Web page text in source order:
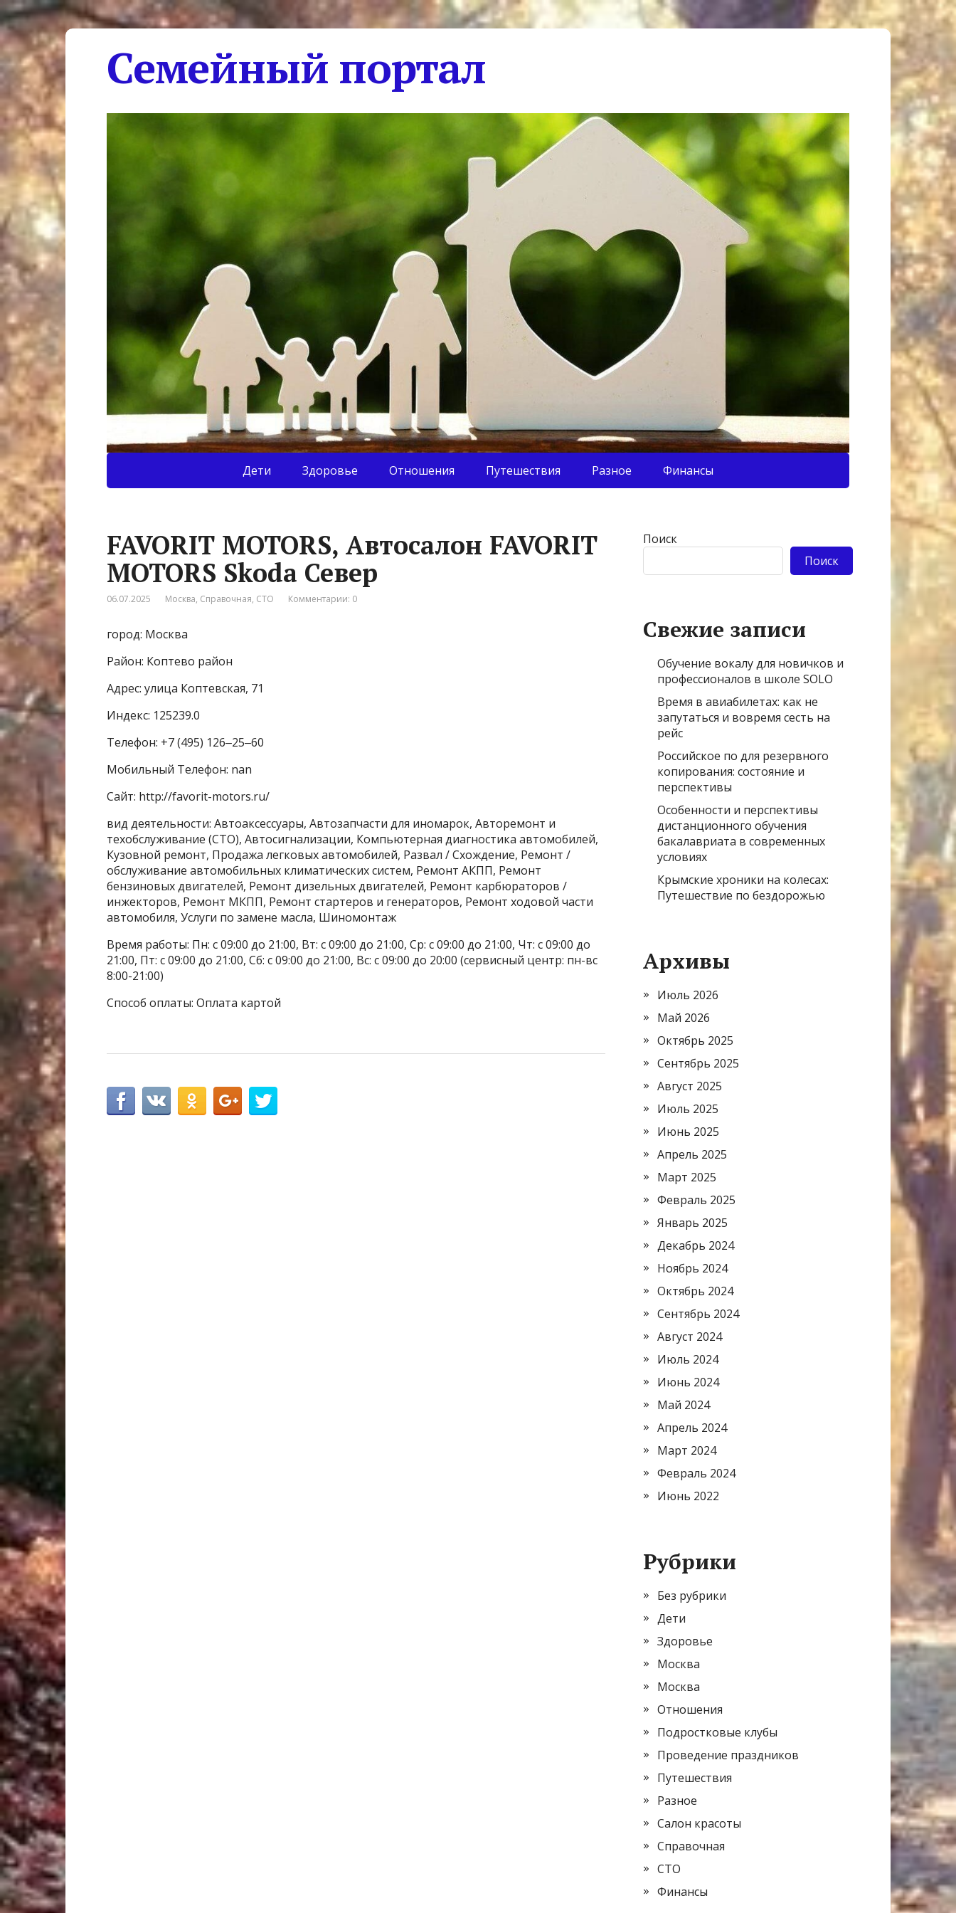
Семейный портал
Дети Здоровье Отношения Путешествия Разное Финансы
FAVORIT MOTORS, Автосалон FAVORIT
MOTORS Skoda Север
06.07.2025 Москва, Справочная, СТО Комментарии: 0
город: Москва
Район: Коптево район
Адрес: улица Коптевская, 71
Индекс: 125239.0
Телефон: +7 (495) 126‒25‒60
Мобильный Телефон: nan
Сайт: http://favorit-motors.ru/
вид деятельности: Автоаксессуары, Автозапчасти для иномарок, Авторемонт и
техобслуживание (СТО), Автосигнализации, Компьютерная диагностика автомобилей,
Кузовной ремонт, Продажа легковых автомобилей, Развал / Схождение, Ремонт /
обслуживание автомобильных климатических систем, Ремонт АКПП, Ремонт
бензиновых двигателей, Ремонт дизельных двигателей, Ремонт карбюраторов /
инжекторов, Ремонт МКПП, Ремонт стартеров и генераторов, Ремонт ходовой части
автомобиля, Услуги по замене масла, Шиномонтаж
Время работы: Пн: с 09:00 до 21:00, Вт: с 09:00 до 21:00, Ср: с 09:00 до 21:00, Чт: с 09:00 до
21:00, Пт: с 09:00 до 21:00, Сб: с 09:00 до 21:00, Вс: с 09:00 до 20:00 (сервисный центр: пн-вс
8:00-21:00)
Способ оплаты: Оплата картой
Поиск
Поиск
Свежие записи
Обучение вокалу для новичков и
профессионалов в школе SOLO
Время в авиабилетах: как не
запутаться и вовремя сесть на
рейс
Российское по для резервного
копирования: состояние и
перспективы
Особенности и перспективы
дистанционного обучения
бакалавриата в современных
условиях
Крымские хроники на колесах:
Путешествие по бездорожью
Архивы
Июль 2026
Май 2026
Октябрь 2025
Сентябрь 2025
Август 2025
Июль 2025
Июнь 2025
Апрель 2025
Март 2025
Февраль 2025
Январь 2025
Декабрь 2024
Ноябрь 2024
Октябрь 2024
Сентябрь 2024
Август 2024
Июль 2024
Июнь 2024
Май 2024
Апрель 2024
Март 2024
Февраль 2024
Июнь 2022
Рубрики
Без рубрики
Дети
Здоровье
Москва
Москва
Отношения
Подростковые клубы
Проведение праздников
Путешествия
Разное
Салон красоты
Справочная
СТО
Финансы